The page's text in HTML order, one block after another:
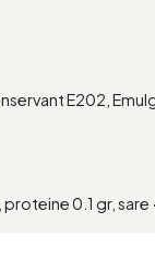
E202,
0.1 gr, sare